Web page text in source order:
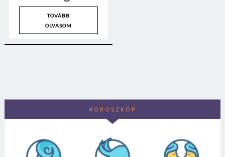
TOVÁBB
OLVASOM
HOROSZKÓP